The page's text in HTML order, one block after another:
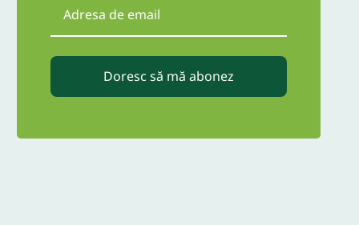
Doresc să mă abonez